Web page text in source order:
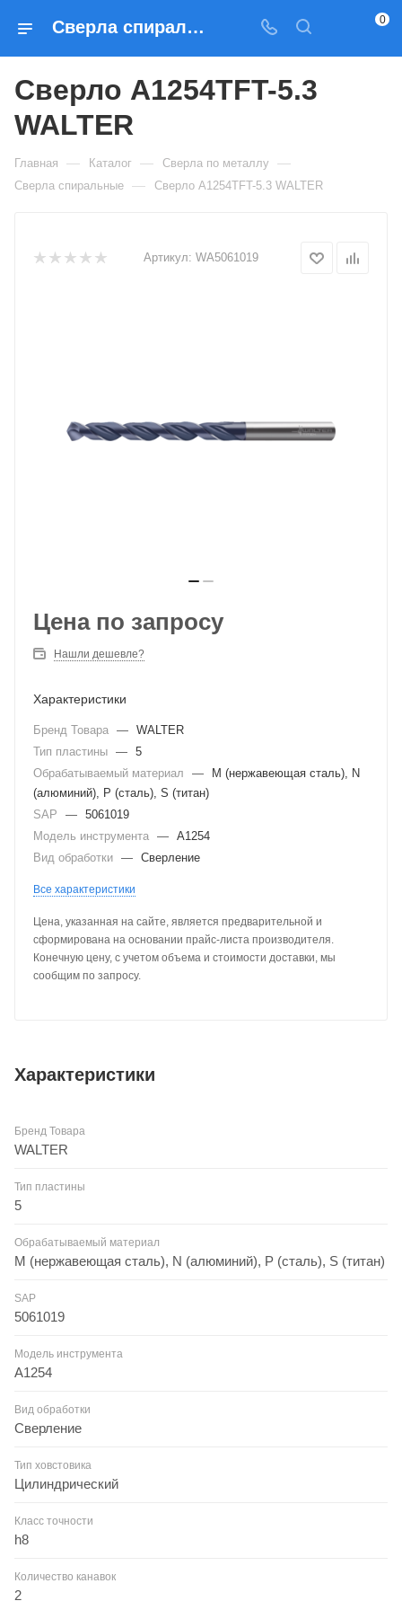
Сверла спиральные Сверло A1254TFT-5.3 WALTER — купить по выгодным ценам в Москве 0
Сверло A1254TFT-5.3
WALTER
Главная — Каталог — Сверла по металлу —
Сверла спиральные — Сверло A1254TFT-5.3 WALTER
Артикул: WA5061019
Цена по запросу
Нашли дешевле?
Характеристики
Бренд Товара — WALTER
Тип пластины — 5
Обрабатываемый материал
—
M (нержавеющая сталь), N
(алюминий), P (сталь), S (титан)
SAP
— 5061019
Модель инструмента — A1254
Вид обработки — Сверление
Все характеристики
Цена, указанная на сайте, является предварительной и
сформирована на основании прайс-листа производителя.
Конечную цену, с учетом объема и стоимости доставки, мы
сообщим по запросу.
Характеристики
Бренд Товара
WALTER
Тип пластины
5
Обрабатываемый материал
M (нержавеющая сталь), N (алюминий), P (сталь), S (титан)
SAP
5061019
Модель инструмента
A1254
Вид обработки
Сверление
Тип ховстовика
Цилиндрический
Класс точности
h8
Количество канавок
2